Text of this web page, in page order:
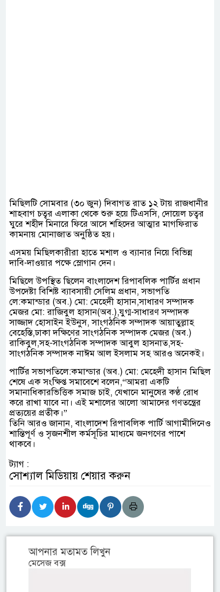
মিছিলটি সোমবার (৩০ জুন) দিবাগত রাত ১২ টায় রাজধানীর
শাহবাগ চত্বর এলাকা থেকে শুরু হয়ে টিএসসি, দোয়েল চত্বর
ঘুরে শহীদ মিনারে ফিরে আসে শহিদের আত্মার মাগফিরাত
কামনায় মোনাজাত অনুষ্ঠিত হয়।
এসময় মিছিলকারীরা হাতে মশাল ও ব্যানার নিয়ে বিভিন্ন
দাবি-দাওয়ার পক্ষে স্লোগান দেন।
মিছিলে উপস্থিত ছিলেন বাংলাদেশ রিপাবলিক পার্টির প্রধান
উপদেষ্টা বিশিষ্ট ব্যাবসায়ী সেলিম প্রধান, সভাপতি
লে:কমান্ডার (অব.) মো: মেহেদী হাসান,সাধারণ সম্পাদক
মেজর মো: রাজিবুল হাসান(অব.),যুগ্ম-সাধারণ সম্পাদক
সাজ্জাদ হোসাইন ইউনুস, সাংগঠনিক সম্পাদক আয়াতুল্লাহ
বেহেস্তি,ঢাকা দক্ষিণের সাংগঠনিক সম্পাদক মেজর (অব.)
রাকিবুল,সহ-সাংগঠনিক সম্পাদক আবুল হাসনাত,সহ-
সাংগঠনিক সম্পাদক নাঈম আল ইসলাম সহ আরও অনেকই।
পার্টির সভাপতিলে:কমান্ডার (অব.) মো: মেহেদী হাসান মিছিল
শেষে এক সংক্ষিপ্ত সমাবেশে বলেন,“আমরা একটি
সমানাধিকারভিত্তিক সমাজ চাই, যেখানে মানুষের কণ্ঠ রোধ
করে রাখা যাবে না। এই মশালের আলো আমাদের গণতন্ত্রের
প্রত্যয়ের প্রতীক।”
তিনি আরও জানান, বাংলাদেশ রিপাবলিক পার্টি আগামীদিনেও
শান্তিপূর্ণ ও সৃজনশীল কর্মসূচির মাধ্যমে জনগণের পাশে
থাকবে।
ট্যাগ :
সোশ্যাল মিডিয়ায় শেয়ার করুন
আপনার মতামত লিখুন
মেসেজ বক্স